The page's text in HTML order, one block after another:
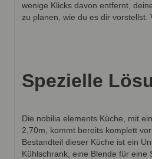
wenige Klicks davon entfernt,
zu planen, wie du es dir vorstellst.
Spezielle
Die nobilia elements Küche, mit
2,70m, kommt bereits komplett
Bestandteil dieser Küche ist ein
Kühlschrank, eine Blende für eine